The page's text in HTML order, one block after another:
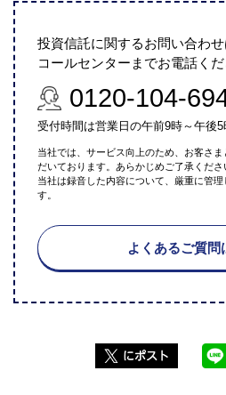
投資信託に関するお問い合わせ
コールセンターまでお電話く
0120-104-
受付時間は営業日の午前9時～午後5
当社では、サービス向上のため、お客さ
だいております。あらかじめご了承くださ
当社は録音した内容について、厳重に管
す。
よくあるご質問